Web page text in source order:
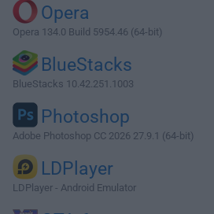
Opera
Opera 134.0 Build 5954.46 (64-bit)
BlueStacks
BlueStacks 10.42.251.1003
Photoshop
Adobe Photoshop CC 2026 27.9.1 (64-bit)
LDPlayer
LDPlayer - Android Emulator